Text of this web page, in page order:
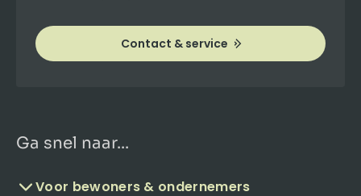
Contact & service
Ga snel naar...
Voor bewoners & ondernemers